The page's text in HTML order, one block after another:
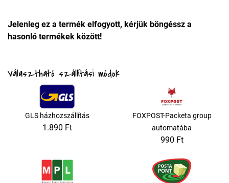
Jelenleg ez a termék elfogyott, kérjük böngéssz a
hasonló termékek között!
Választható szállítási módok
GLS házhozszállítás
1.890 Ft
FOXPOST-Packeta group
automatába
990 Ft